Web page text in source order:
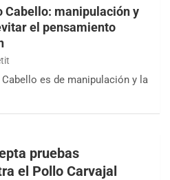
Cabello: manipulación y
el pensamiento
es de manipulación y la
pruebas
el Pollo Carvajal